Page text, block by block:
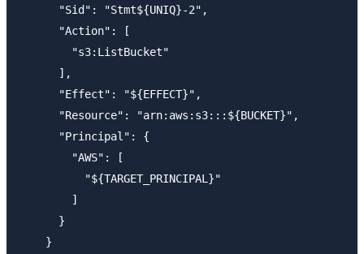
      "Sid": "Stmt${UNIQ}-2",
      "Action": [
        "s3:ListBucket"
      ],
      "Effect": "${EFFECT}",
      "Resource": "arn:aws:s3:::${BUCKET}",
      "Principal": {
        "AWS": [
          "${TARGET_PRINCIPAL}"
        ]
      }
    }